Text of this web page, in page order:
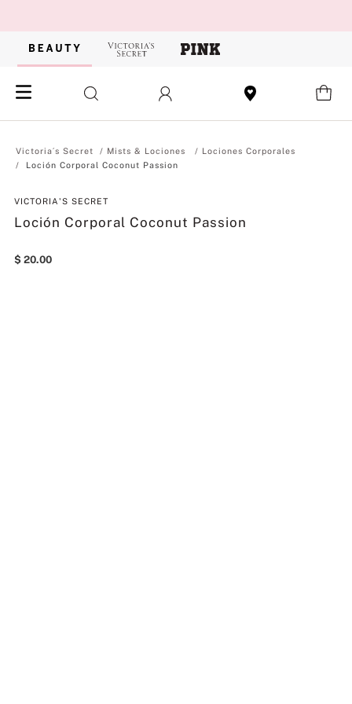
Mists & Lociones
Lociones Corporales
Loción Corporal Coconut Passion
VICTORIA'S SECRET
Loción Corporal Coconut Passion
$ 20.00